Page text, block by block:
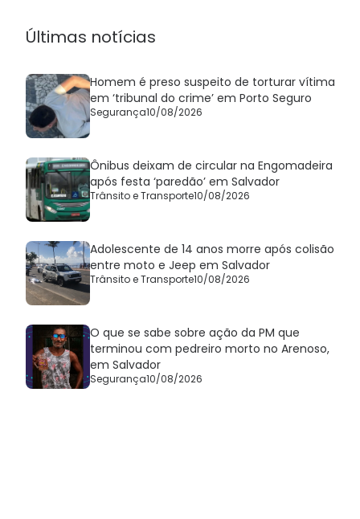
Últimas notícias
Homem é preso suspeito de torturar vítima
em ‘tribunal do crime’ em Porto Seguro
Segurança10/08/2026
Ônibus deixam de circular na Engomadeira
após festa ‘paredão’ em Salvador
Trânsito e Transporte10/08/2026
Adolescente de 14 anos morre após colisão
entre moto e Jeep em Salvador
Trânsito e Transporte10/08/2026
O que se sabe sobre ação da PM que
terminou com pedreiro morto no Arenoso,
em Salvador
Segurança10/08/2026